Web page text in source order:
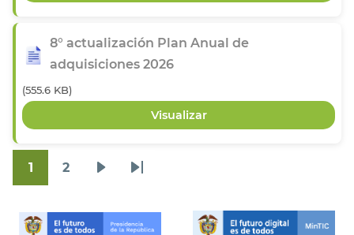
8° actualización Plan Anual de
adquisiciones 2026
(555.6 KB)
1
Página
2
SiguienteÚltima